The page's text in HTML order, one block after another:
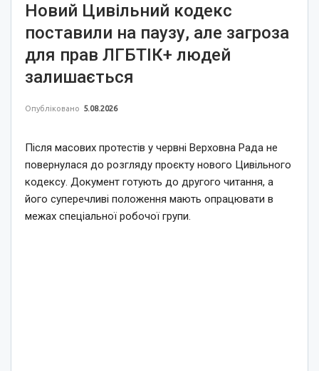
Новий Цивільний кодекс
поставили на паузу, але загроза
для прав ЛГБТІК+ людей
залишається
Опубліковано 5.08.2026
Після масових протестів у червні Верховна Рада не
повернулася до розгляду проєкту нового Цивільного
кодексу. Документ готують до другого читання, а
його суперечливі положення мають опрацювати в
межах спеціальної робочої групи.